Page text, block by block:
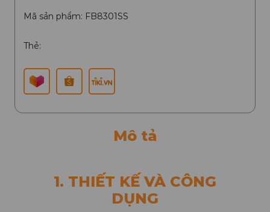
Mã sản phẩm: FB8301SS
Thẻ:
Mô tả
1. THIẾT KẾ VÀ CÔNG
DỤNG